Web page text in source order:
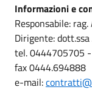
Informazioni e
Responsabile:
Dirigente:
tel. 0444705705
fax 0444.694888
e-mail: